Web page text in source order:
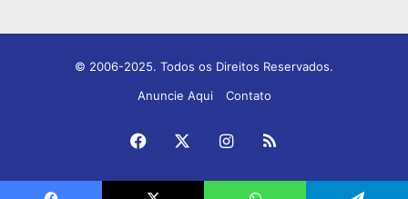
© 2006-2025. Todos os Direitos Reservados.
Anuncie Aqui
Contato
Facebook Instagram
RSS